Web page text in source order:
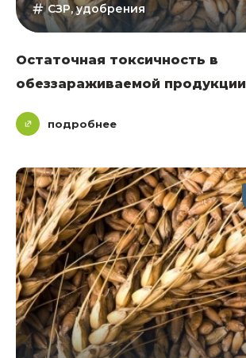
СЗР, удобрения
Остаточная токсичность в
обеззараживаемой продукции
подробнее